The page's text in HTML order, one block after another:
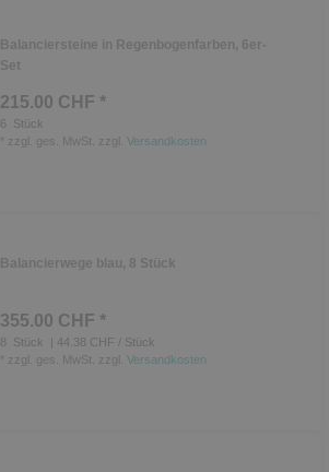
Balanciersteine in Regenbogenfarben, 6er-
Set
215.00 CHF *
6
Stück
zzgl. ges. MwSt. zzgl. Versandkosten
Balancierwege blau, 8 Stück
355.00 CHF *
8 Stück
| 44.38 CHF / Stück
zzgl. ges. MwSt. zzgl. Versandkosten